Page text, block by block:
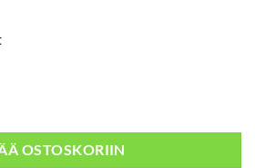
OSTOSKORIIN